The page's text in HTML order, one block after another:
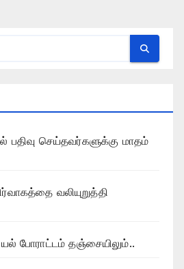
பதிவு செய்தவர்களுக்கு மாதம்
வலியுறுத்தி
போராட்டம் தஞ்சையிலும்..